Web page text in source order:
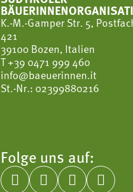
K.-M.-Gamper Str. 5,
421
39100 Bozen, Italien
T+39 0471 999 460
info@baeuerinnen.it
St.-Nr.: 02399880216
Folge uns auf:
   